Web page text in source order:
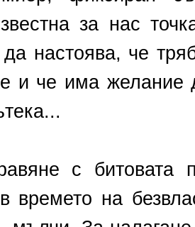
за нас
настоява, че
и че има желание
с битовата
времето на